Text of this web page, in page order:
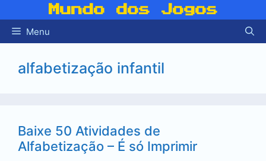
para
Mundo dos Jogos
Menu
alfabetização infantil
Baixe 50 Atividades de
Alfabetização – É só Imprimir